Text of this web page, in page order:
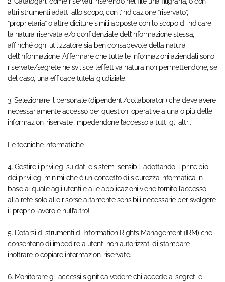
altri strumenti adatti allo scopo, con l’indicazione “riservato”,
“proprietaria” o altre diciture simili apposte con lo scopo di indicare
la natura riservata e/o confidenziale dell’informazione stessa,
affinché ogni utilizzatore sia ben consapevole della natura
dell’informazione. Affermare che tutte le informazioni aziendali sono
riservate/segrete ne svilisce l’effettiva natura non permettendone, se
del caso, una efficace tutela giudiziale.
3. Selezionare il personale (dipendenti/collaboratori) che deve avere
necessariamente accesso per questioni operative a una o più delle
informazioni riservate, impedendone l’accesso a tutti gli altri.
Le tecniche informatiche
4. Gestire i privilegi su dati e sistemi sensibili adottando il principio
dei privilegi minimi che è un concetto di sicurezza informatica in
base al quale agli utenti e alle applicazioni viene fornito l’accesso
alla rete solo alle risorse altamente sensibili necessarie per svolgere
il proprio lavoro e null’altro!
5. Dotarsi di strumenti di Information Rights Management (IRM) che
consentono di impedire a utenti non autorizzati di stampare,
inoltrare o copiare informazioni riservate.
6. Monitorare gli accessi significa vedere chi accede ai segreti e